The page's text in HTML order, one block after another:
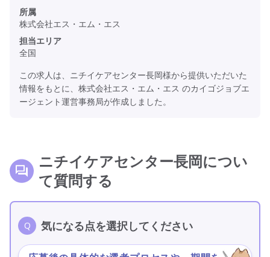
所属
株式会社エス・エム・エス
担当エリア
全国
この求人は、ニチイケアセンター長岡様から提供いただいた
情報をもとに、株式会社エス・エム・エス のカイゴジョブエ
ージェント運営事務局が作成しました。
ニチイケアセンター長岡につい
て質問する
気になる点を選択してください